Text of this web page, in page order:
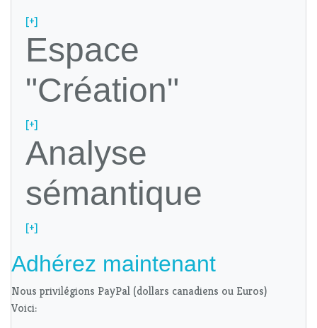
[+]
Espace
"Création"
[+]
Analyse
sémantique
[+]
Adhérez maintenant
Nous privilégions PayPal (dollars canadiens ou Euros)
Voici: